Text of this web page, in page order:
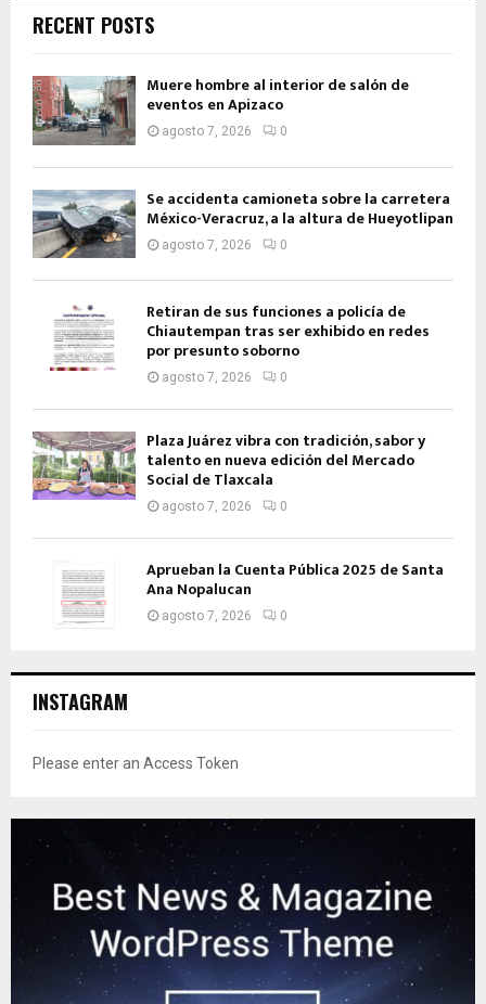
RECENT POSTS
Muere hombre al interior de salón de
eventos en Apizaco
agosto 7, 2026 0
Se accidenta camioneta sobre la carretera
México-Veracruz, a la altura de Hueyotlipan
agosto 7, 2026 0
Retiran de sus funciones a policía de
Chiautempan tras ser exhibido en redes
por presunto soborno
agosto 7, 2026 0
Plaza Juárez vibra con tradición, sabor y
talento en nueva edición del Mercado
Social de Tlaxcala
agosto 7, 2026 0
Aprueban la Cuenta Pública 2025 de Santa
Ana Nopalucan
agosto 7, 2026 0
INSTAGRAM
Please enter an Access Token